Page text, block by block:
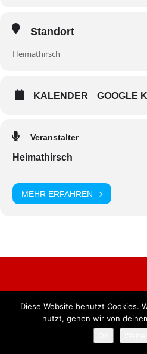
Standort
Heimathirsch
KALENDER GOOGLE
Veranstalter
Heimathirsch
MEHR ERFAHREN
Alle Rechte vorbehalten. BKB
Diese Website benutzt Cookies.
nutzt, gehen wir von